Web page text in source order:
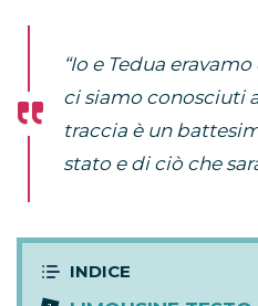
“Io e Tedua
ci siamo conosciuti
traccia è un
stato e di ciò che